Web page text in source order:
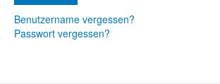
Benutzername vergessen?
Passwort vergessen?